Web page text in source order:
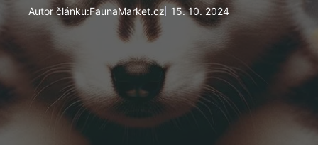
Autor článku:FaunaMarket.cz 15. 10. 2024